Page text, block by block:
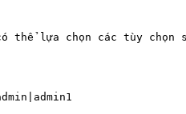
thể lựa chọn các tùy chọn